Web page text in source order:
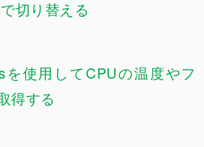
切り替える
を使用してCPUの温度やフ
得する